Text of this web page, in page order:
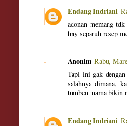
Endang Indriani
adonan memang
hny separuh resep
Anonim Rabu,
Tapi ini gak
salahnya dimana,
tumben mama bikin
Endang Indriani